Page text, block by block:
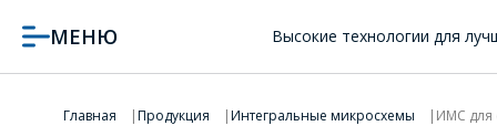
МЕНЮ Высокие технологии для
Главная Продукция Интегральные микросхемы ИМС для